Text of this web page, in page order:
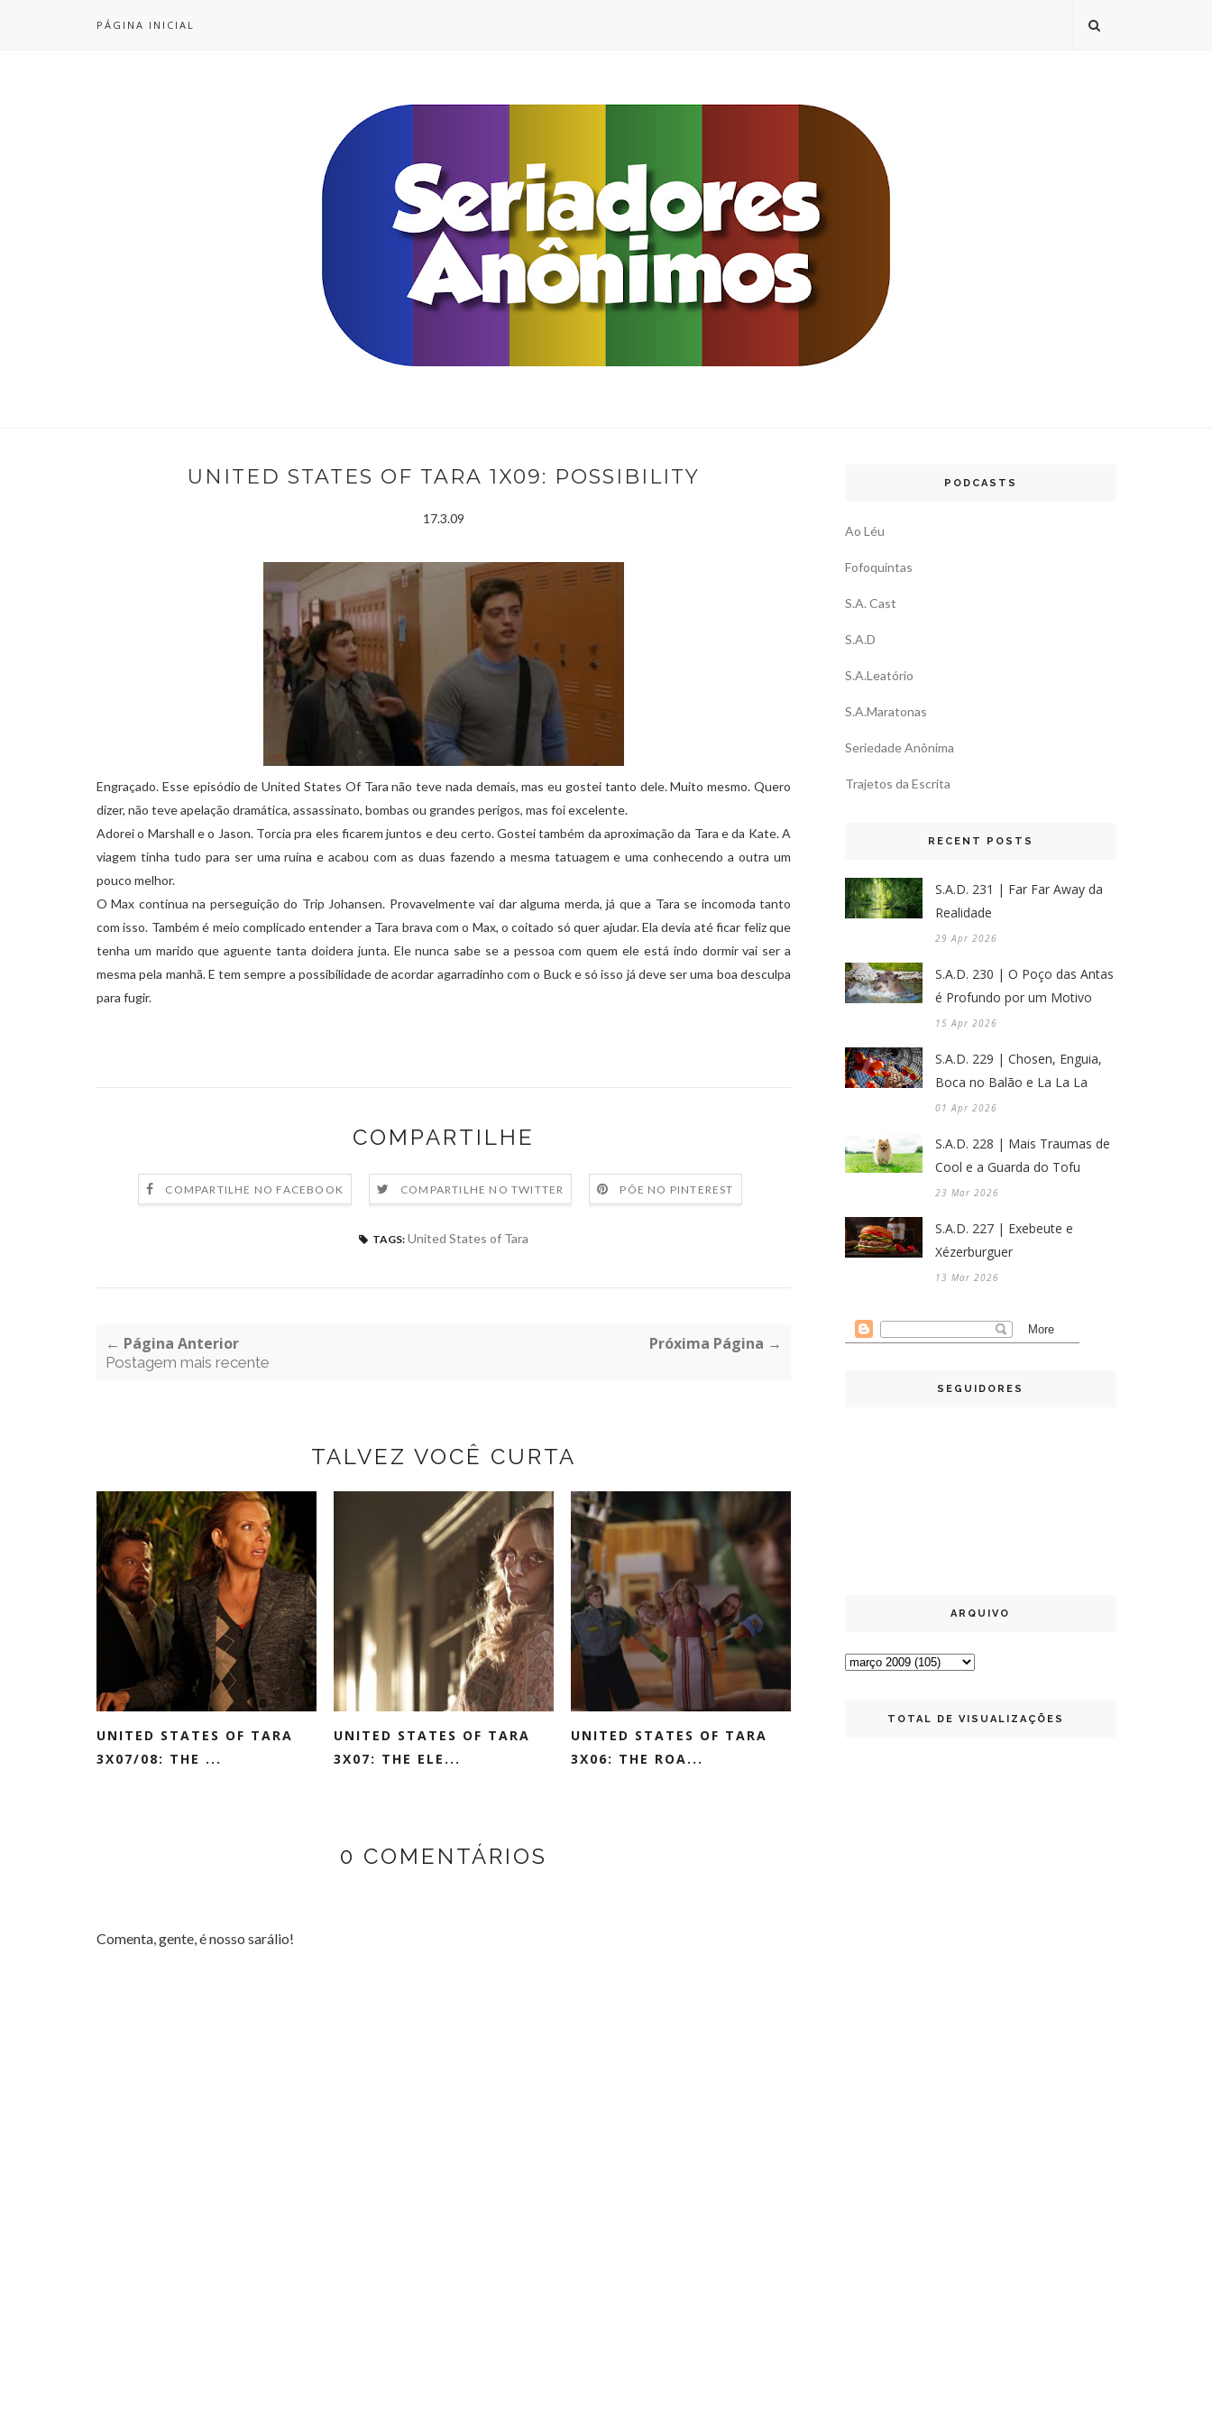
PÁGINA INICIAL
UNITED STATES OF TARA 1X09: POSSIBILITY
17.3.09
Engraçado. Esse episódio de United States Of Tara não teve nada demais, mas eu gostei tanto dele. Muito mesmo. Quero
dizer, não teve apelação dramática, assassinato, bombas ou grandes perigos, mas foi excelente.
Adorei o Marshall e o Jason. Torcia pra eles ficarem juntos e deu certo. Gostei também da aproximação da Tara e da Kate. A
viagem tinha tudo para ser uma ruína e acabou com as duas fazendo a mesma tatuagem e uma conhecendo a outra um
pouco melhor.
O Max continua na perseguição do Trip Johansen. Provavelmente vai dar alguma merda, já que a Tara se incomoda tanto
com isso. Também é meio complicado entender a Tara brava com o Max, o coitado só quer ajudar. Ela devia até ficar feliz que
tenha um marido que aguente tanta doidera junta. Ele nunca sabe se a pessoa com quem ele está indo dormir vai ser a
mesma pela manhã. E tem sempre a possibilidade de acordar agarradinho com o Buck e só isso já deve ser uma boa desculpa
para fugir.
COMPARTILHE
COMPARTILHE NO FACEBOOK COMPARTILHE NO TWITTER PÕE NO PINTEREST
TAGS: United States of Tara
← Página Anterior
Postagem mais recente
Próxima Página →
TALVEZ VOCÊ CURTA
UNITED STATES OF TARA
3X07/08: THE ...
UNITED STATES OF TARA
3X07: THE ELE...
UNITED STATES OF TARA
3X06: THE ROA...
0 COMENTÁRIOS
Comenta, gente, é nosso sarálio!
PODCASTS
Ao Léu
Fofoquintas
S.A. Cast
S.A.D
S.A.Leatório
S.A.Maratonas
Seriedade Anônima
Trajetos da Escrita
RECENT POSTS
S.A.D. 231 | Far Far Away da
Realidade
29 Apr 2026
S.A.D. 230 | O Poço das Antas
é Profundo por um Motivo
15 Apr 2026
S.A.D. 229 | Chosen, Enguia,
Boca no Balão e La La La
01 Apr 2026
S.A.D. 228 | Mais Traumas de
Cool e a Guarda do Tofu
23 Mar 2026
S.A.D. 227 | Exebeute e
Xézerburguer
13 Mar 2026
SEGUIDORES
ARQUIVO
TOTAL DE VISUALIZAÇÕES